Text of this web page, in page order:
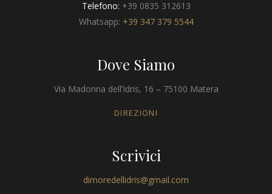
Telefono: +39 0835 312613
Whatsapp: +39 347 379 5544
Dove Siamo
Via Madonna dell’Idris, 16 – 75100 Matera
DIREZIONI
Scrivici
dimoredellidris@gmail.com